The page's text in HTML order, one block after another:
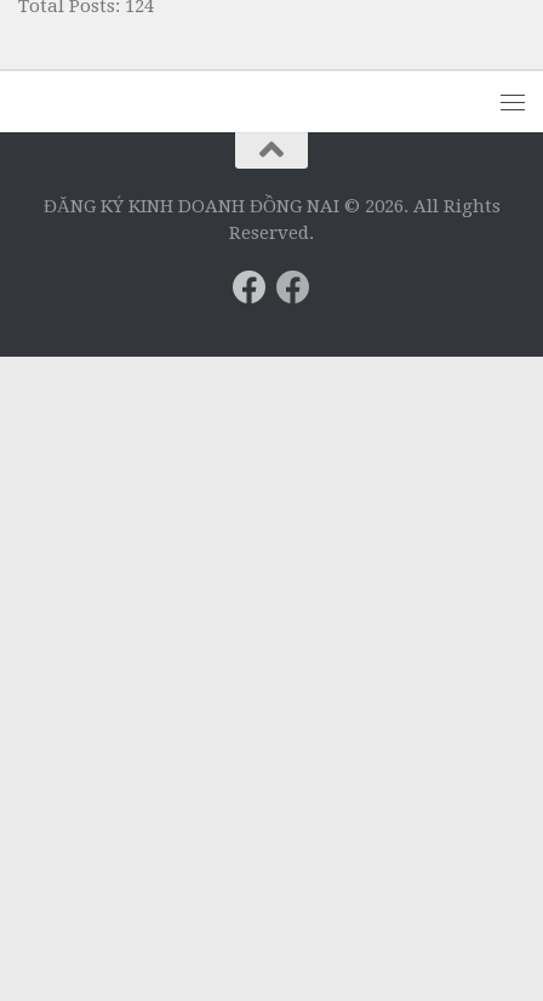
Total Posts: 124
ĐĂNG KÝ KINH DOANH ĐỒNG NAI © 2026. All Rights
Reserved.